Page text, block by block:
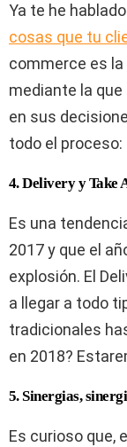
Ya te he
cosas que tu
commerce es
mediante la
en sus
todo el
4. Delivery y Take
Es una
2017 y que el
explosión. El
a llegar a todo
tradicionales
en 2018?
5. Sinergias,
Es curioso que,